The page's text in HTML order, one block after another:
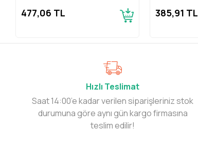
477,06 TL 385,91 TL
Hızlı Teslimat
Saat 14:00’e kadar verilen siparişleriniz stok
durumuna göre aynı gün kargo firmasına
teslim edilir!